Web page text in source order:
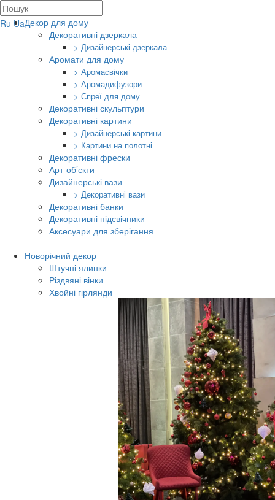
Ru UaДекор для дому
Декоративні дзеркала
> Дизайнерські дзеркала
Аромати для дому
> Аромасвічки
> Аромадифузори
> Спреї для дому
Декоративні скульптури
Декоративні картини
> Дизайнерські картини
> Картини на полотні
Декоративні фрески
Арт-об’єкти
Дизайнерські вази
> Декоративні вази
Декоративні банки
Декоративні підсвічники
Аксесуари для зберігання
Новорічний декор
Штучні ялинки
Різдвяні вінки
Хвойні гірлянди